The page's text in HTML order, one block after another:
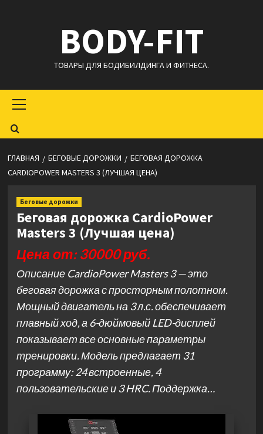
BODY-FIT
ТОВАРЫ ДЛЯ БОДИБИЛДИНГА И ФИТНЕСА.
меню
ГЛАВНАЯ БЕГОВЫЕ ДОРОЖКИ
БЕГОВАЯ ДОРОЖКА
CARDIOPOWER MASTERS 3 (ЛУЧШАЯ ЦЕНА)
Беговые дорожки
Беговая дорожка CardioPower
Masters 3 (Лучшая цена)
Цена от: 30000 руб.
Описание CardioPower Masters 3 — это
беговая дорожка с просторным полотном.
Мощный двигатель на 3 л.с. обеспечивает
плавный ход, а 6-дюймовый LED-дисплей
показывает все основные параметры
тренировки. Модель предлагает 31
программу: 24 встроенные, 4
пользовательские и 3 HRC. Поддержка…